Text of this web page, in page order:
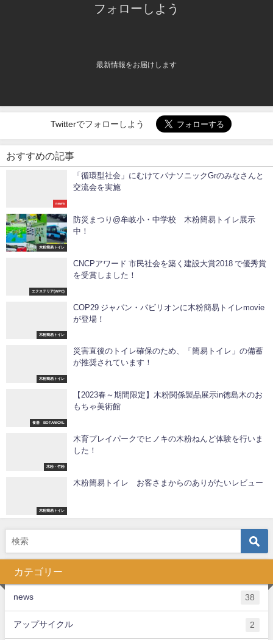
フォローしよう
最新情報をお届けします
Twitterでフォローしよう
おすすめの記事
news
「循環型社会」にむけてパナソニックGrのみなさんと
交流会を実施
木粉簡易トイレ
防災まつり@牟岐小・中学校 木粉簡易トイレ展示
中！
エクステリア(WPC)
CNCPアワード 市民社会を築く建設大賞2018 で優秀賞
を受賞しました！
木粉簡易トイレ
COP29 ジャパン・パビリオンに木粉簡易トイレmovie
が登場！
木粉簡易トイレ
災害直後のトイレ確保のため、「簡易トイレ」の備蓄
が推奨されています！
食器 BOTANICAL
【2023春～期間限定】木粉関係製品展示in徳島木のお
もちゃ美術館
木粉・竹粉
木育プレイパークでヒノキの木粉ねんど体験を行いま
した！
木粉簡易トイレ
木粉簡易トイレ お客さまからのありがたいレビュー
カテゴリー
news 38
アップサイクル 2